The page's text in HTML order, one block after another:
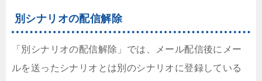
別シナリオの配信解除
「別シナリオの配信解除」では、メール配信後にメー
ルを送ったシナリオとは別のシナリオに登録している